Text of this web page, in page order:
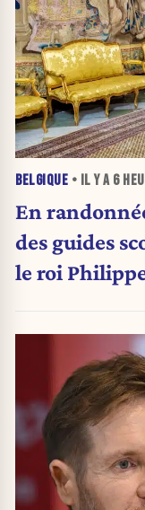
BELGIQUE • IL Y A 6
En
des guides
le roi